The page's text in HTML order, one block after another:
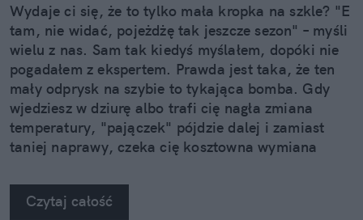
Wydaje ci się, że to tylko mała kropka na szkle? "E
tam, nie widać, pojeżdżę tak jeszcze sezon" – myśli
wielu z nas. Sam tak kiedyś myślałem, dopóki nie
pogadałem z ekspertem. Prawda jest taka, że ten
mały odprysk na szybie to tykająca bomba. Gdy
wjedziesz w dziurę albo trafi cię nagła zmiana
temperatury, "pajączek" pójdzie dalej i zamiast
taniej naprawy, czeka cię kosztowna wymiana
na własne oczy zobaczyć, jak profesjonaliści radzą
sobie z takimi uszkodzeniami.
Czytaj całość